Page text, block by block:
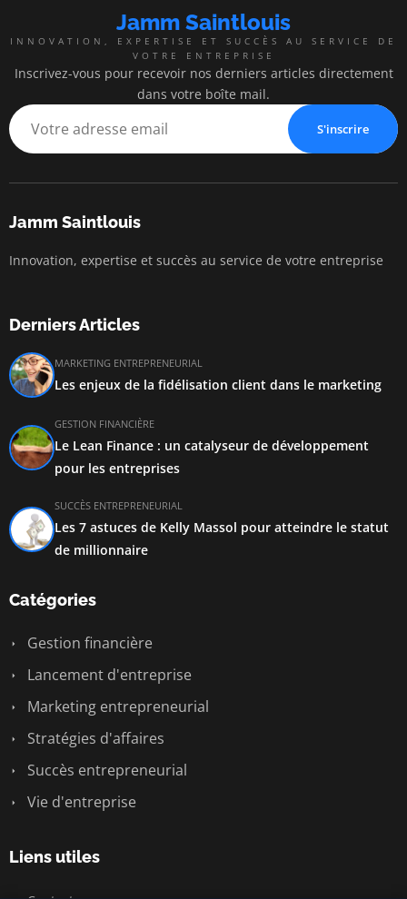
Jamm Saintlouis
INNOVATION, EXPERTISE ET SUCCÈS AU SERVICE DE
VOTRE ENTREPRISE
Inscrivez-vous pour recevoir nos derniers articles directement
dans votre boîte mail.
S'inscrire
Jamm Saintlouis
Innovation, expertise et succès au service de votre entreprise
Derniers Articles
MARKETING ENTREPRENEURIAL
Les enjeux de la fidélisation client dans le marketing
GESTION FINANCIÈRE
Le Lean Finance : un catalyseur de développement
pour les entreprises
SUCCÈS ENTREPRENEURIAL
Les 7 astuces de Kelly Massol pour atteindre le statut
de millionnaire
Catégories
Gestion financière
Lancement d'entreprise
Marketing entrepreneurial
Stratégies d'affaires
Succès entrepreneurial
Vie d'entreprise
Liens utiles